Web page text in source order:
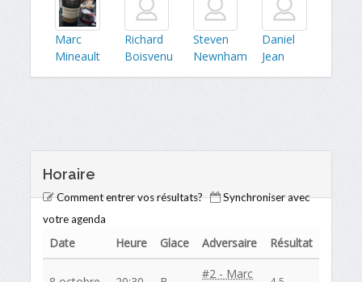
Marc
Mineault
Richard
Boisvenu
Steven
Newnham
Daniel
Jean
Horaire
Comment entrer vos résultats?
Synchroniser avec
votre agenda
Date Heure Glace Adversaire Résultat
#2 - Marc